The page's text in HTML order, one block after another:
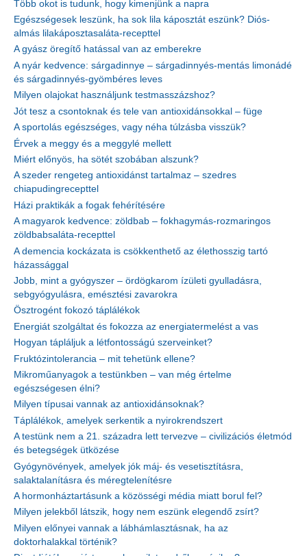
Több okot is tudunk, hogy kimenjünk a napra
Egészségesek leszünk, ha sok lila káposztát eszünk? Diós-
almás lilakáposztasaláta-recepttel
A gyász öregítő hatással van az emberekre
A nyár kedvence: sárgadinnye – sárgadinnyés-mentás limonádé
és sárgadinnyés-gyömbéres leves
Milyen olajokat használjunk testmasszázshoz?
Jót tesz a csontoknak és tele van antioxidánsokkal – füge
A sportolás egészséges, vagy néha túlzásba visszük?
Érvek a meggy és a meggylé mellett
Miért előnyös, ha sötét szobában alszunk?
A szeder rengeteg antioxidánst tartalmaz – szedres
chiapudingrecepttel
Házi praktikák a fogak fehérítésére
A magyarok kedvence: zöldbab – fokhagymás-rozmaringos
zöldbabsaláta-recepttel
A demencia kockázata is csökkenthető az élethosszig tartó
házassággal
Jobb, mint a gyógyszer – ördögkarom ízületi gyulladásra,
sebgyógyulásra, emésztési zavarokra
Ösztrogént fokozó táplálékok
Energiát szolgáltat és fokozza az energiatermelést a vas
Hogyan tápláljuk a létfontosságú szerveinket?
Fruktózintolerancia – mit tehetünk ellene?
Mikroműanyagok a testünkben – van még értelme
egészségesen élni?
Milyen típusai vannak az antioxidánsoknak?
Táplálékok, amelyek serkentik a nyirokrendszert
A testünk nem a 21. századra lett tervezve – civilizációs életmód
és betegségek ütközése
Gyógynövények, amelyek jók máj- és vesetisztításra,
salaktalanításra és méregtelenítésre
A hormonháztartásunk a közösségi média miatt borul fel?
Milyen jelekből látszik, hogy nem eszünk elegendő zsírt?
Milyen előnyei vannak a lábhámlasztásnak, ha az
doktorhalakkal történik?